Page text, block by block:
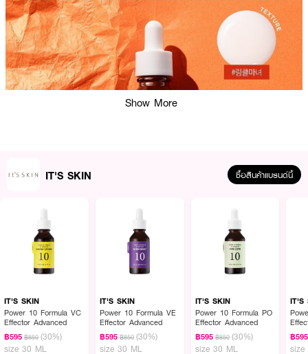
ผลลัพธ์ที่ได้
ให้ผิวคุณกลับมาสดใส เปล่งปลั่ง และดูสุขภาพดีในทุกวันด้วย IT'S SKIN Power
10 Formula YE Effector Advanced ช่วยฟื้นฟูผิวที่ดูเหนื่อยล้าและขาดการบำรุง
อย่างตรงจุด ด้วยส่วนผสมของแลคโตบาซิลลัสที่เข้มข้นที่สุดในสูตร พร้อมบำรุง
ผิวให้กลับมามีสุขภาพดี
Show More
IT'S SKIN ซื้อสินค้าแบรนด์นี้
IT'S SKIN
Power 10 Formula VC
Effector Advanced
฿595 ฿850 (30%)
size 30 ML
IT'S SKIN
Power 10 Formula VE
Effector Advanced
฿595 ฿850 (30%)
size 30 ML
IT'S SKIN
Power 10 Formula PO
Effector Advanced
฿595 ฿850 (30%)
size 30 ML
IT'S
฿595
size